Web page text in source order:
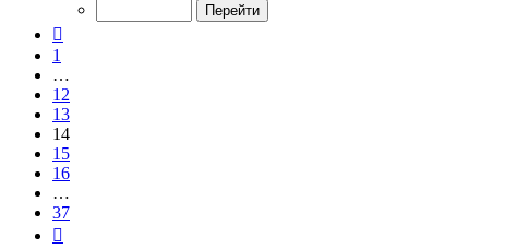
1
…
12
13
14
15
16
…
37